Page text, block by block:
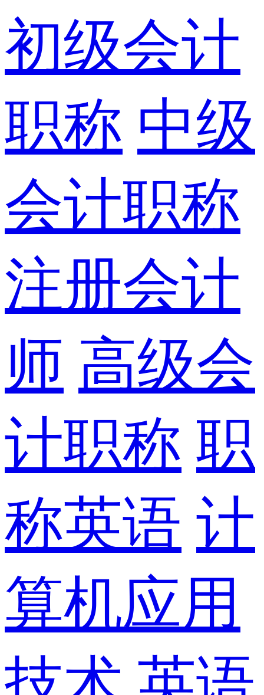
初级会计
职称 中级
会计职称
注册会计
师 高级会
计职称 职
称英语 计
算机应用